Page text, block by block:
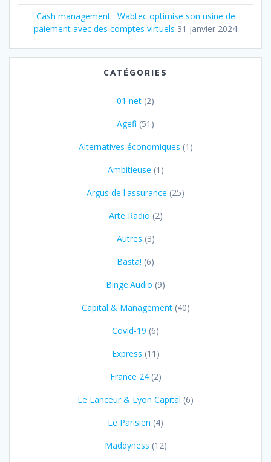
Cash management : Wabtec optimise son usine de
paiement avec des comptes virtuels 31 janvier 2024
CATÉGORIES
01 net (2)
Agefi (51)
Alternatives économiques (1)
Ambitieuse (1)
Argus de l'assurance (25)
Arte Radio (2)
Autres (3)
Basta! (6)
Binge.Audio (9)
Capital & Management(40)
Covid-19 (6)
Express (11)
France 24(2)
Le Lanceur & Lyon Capital (6)
Le Parisien (4)
Maddyness (12)